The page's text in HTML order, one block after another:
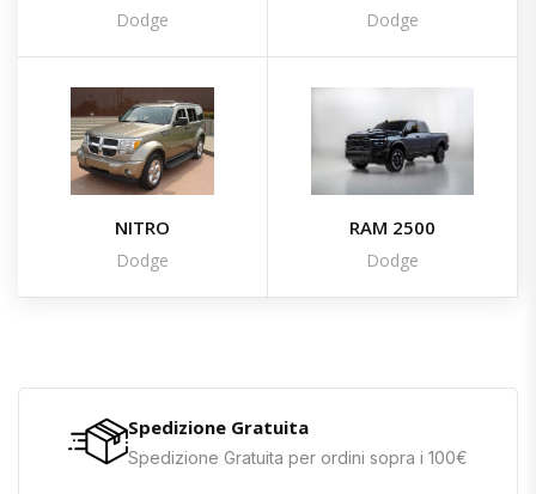
Dodge Dodge
NITRO
Dodge
RAM 2500
Dodge
Spedizione Gratuita
Spedizione Gratuita per ordini sopra i 100€